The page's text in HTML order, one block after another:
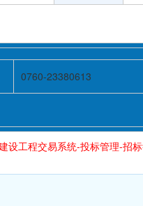
0760-23380613
工程交易系统-投标管理-招标